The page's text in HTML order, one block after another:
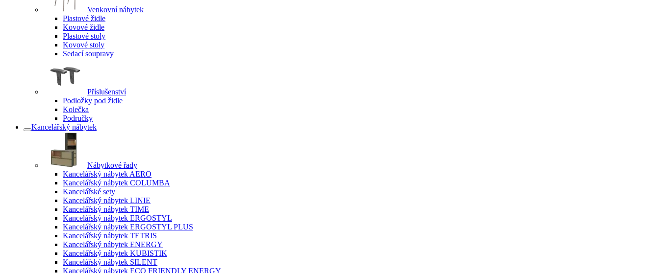
Venkovní nábytek
Plastové židle
Kovové židle
Plastové stoly
Kovové stoly
Sedací soupravy
Příslušenství
Podložky pod židle
Kolečka
Područky
Kancelářský nábytek
Nábytkové řady
Kancelářský nábytek AERO
Kancelářský nábytek COLUMBA
Kancelářské sety
Kancelářský nábytek LINIE
Kancelářský nábytek TIME
Kancelářský nábytek ERGOSTYL
Kancelářský nábytek ERGOSTYL PLUS
Kancelářský nábytek TETRIS
Kancelářský nábytek ENERGY
Kancelářský nábytek KUBISTIK
Kancelářský nábytek SILENT
Kancelářský nábytek ECO FRIENDLY ENERGY